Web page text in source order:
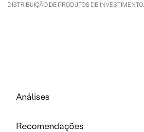
DISTRIBUIÇÃO DE PRODUTOS DE INVESTIMENTO.
Análises
Recomendações